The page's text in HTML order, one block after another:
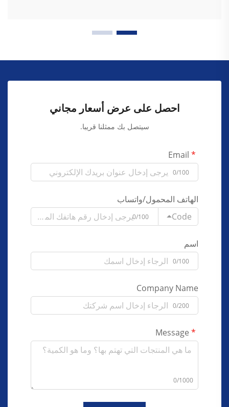
احصل على عرض أسعار مجاني
سيتصل بك ممثلنا قريبا.
0/100
الهاتف المحمول/واتساب
Code
0/100
اسم
0/100
Company Name
0/200
0/1000